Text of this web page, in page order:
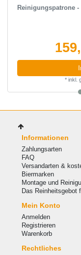
Reinigungspatrone -
* inkl.
Informationen
Zahlungsarten
FAQ
Versandarten &
Biermarken
Montage und
Das Reinheitsgebot
Mein Konto
Anmelden
Registrieren
Warenkorb
Rechtliches